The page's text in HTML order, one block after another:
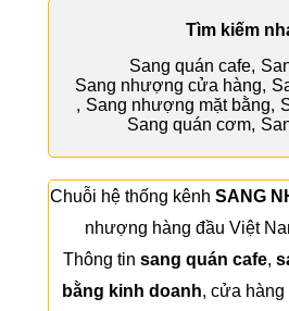
Tìm kiếm
Sang quán cafe,
Sang nhượng cửa hàng,
, Sang nhượng mặt bằng,
Sang quán cơm,
Chuỗi hệ thống kênh SANG
nhượng hàng đầu Việt
Thông tin sang quán cafe,
bằng kinh doanh, cửa hàng